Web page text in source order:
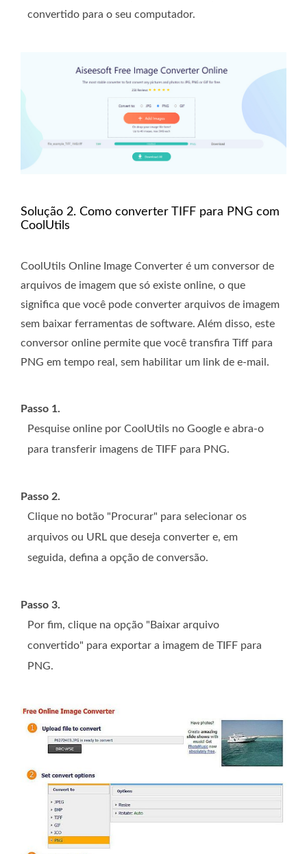
convertido para o seu computador.
Solução 2. Como converter TIFF para PNG com
CoolUtils
CoolUtils Online Image Converter é um conversor de
arquivos de imagem que só existe online, o que
significa que você pode converter arquivos de imagem
sem baixar ferramentas de software. Além disso, este
conversor online permite que você transfira Tiff para
PNG em tempo real, sem habilitar um link de e-mail.
Passo 1.
Pesquise online por CoolUtils no Google e abra-o
para transferir imagens de TIFF para PNG.
Passo 2.
Clique no botão "Procurar" para selecionar os
arquivos ou URL que deseja converter e, em
seguida, defina a opção de conversão.
Passo 3.
Por fim, clique na opção "Baixar arquivo
convertido" para exportar a imagem de TIFF para
PNG.